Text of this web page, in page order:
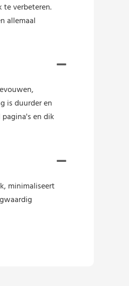
te verbeteren.
allemaal
is duurder en
en dik
minimaliseert